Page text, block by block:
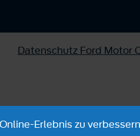
Datenschutz Ford Motor
Erlebnis zu